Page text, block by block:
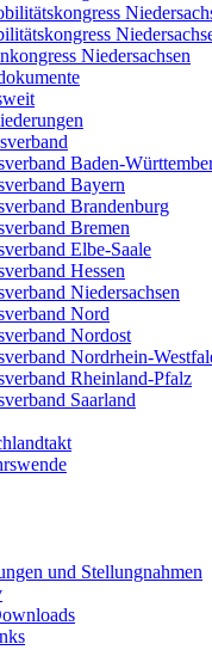
Niedersachsen
Baden-
Bayern
Brandenburg
Bremen
Elbe-Saale
Hessen
Niedersachsen
Nord
Nordost
Nordrhein-
Rheinland-Pfalz
Saarland
und Stellungnahmen